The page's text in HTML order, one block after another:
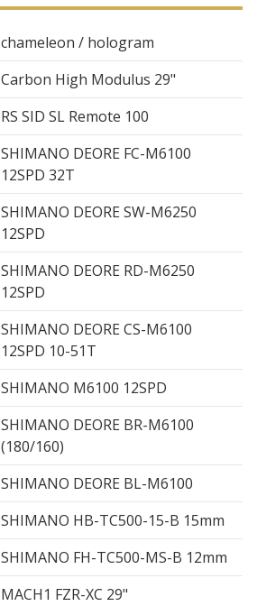
chameleon / hologram
Carbon High Modulus 29"
RS SID SL Remote 100
SHIMANO DEORE FC-M6100
12SPD 32T
SHIMANO DEORE SW-M6250
12SPD
SHIMANO DEORE RD-M6250
12SPD
SHIMANO DEORE CS-M6100
12SPD 10-51T
SHIMANO M6100 12SPD
SHIMANO DEORE BR-M6100
(180/160)
SHIMANO DEORE BL-M6100
SHIMANO HB-TC500-15-B 15mm
SHIMANO FH-TC500-MS-B 12mm
MACH1 FZR-XC 29"